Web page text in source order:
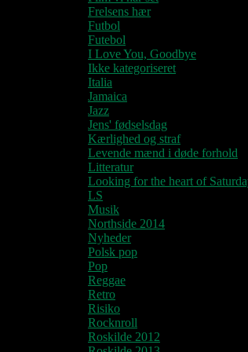
Frelsens hær
Futbol
Futebol
I Love You, Goodbye
Ikke kategoriseret
Italia
Jamaica
Jazz
Jens' fødselsdag
Kærlighed og straf
Levende mænd i døde forhold
Litteratur
Looking for the heart of
LS
Musik
Northside 2014
Nyheder
Polsk pop
Pop
Reggae
Retro
Risiko
Rocknroll
Roskilde 2012